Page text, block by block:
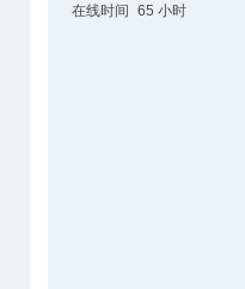
在线时间 65 小时